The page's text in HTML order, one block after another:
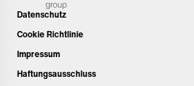
Datenschutz
Cookie Richtlinie
Impressum
Haftungsausschluss